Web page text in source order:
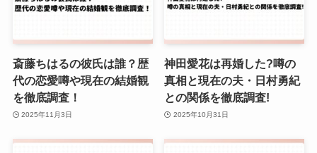
斎藤ちはるの彼氏は誰？歴
代の恋愛噂や現在の結婚観
を徹底調査！
2025年11月3日
神田愛花は再婚した?噂の
真相と現在の夫・日村勇紀
との関係を徹底調査!
2025年10月31日